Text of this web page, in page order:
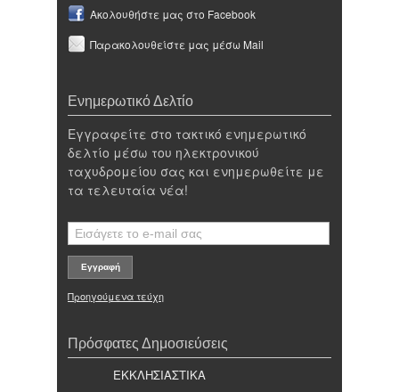
Ακολουθήστε μας στο Facebook
Παρακολουθείστε μας μέσω Mail
Ενημερωτικό Δελτίο
Εγγραφείτε στο τακτικό ενημερωτικό
δελτίο μέσω του ηλεκτρονικού
ταχυδρομείου σας και ενημερωθείτε με
τα τελευταία νέα!
Προηγούμενα τεύχη
Πρόσφατες Δημοσιεύσεις
ΕΚΚΛΗΣΙΑΣΤΙΚΑ